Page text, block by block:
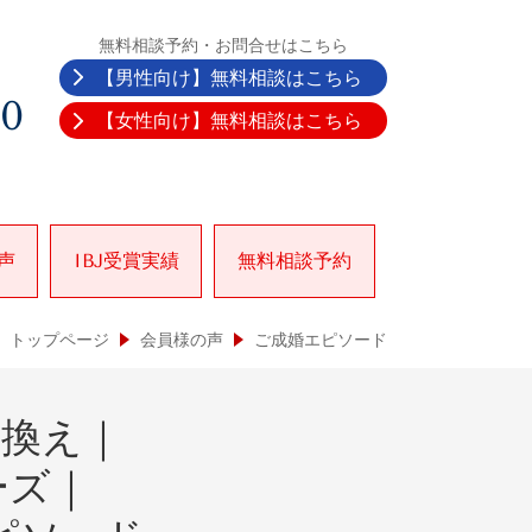
無料相談予約・お問合せはこちら
【男性向け】無料相談はこちら
【女性向け】無料相談はこちら
IBJ受賞実績 無料相談予約
トップページ 会員様の声 ご成婚エピソード
え｜
｜